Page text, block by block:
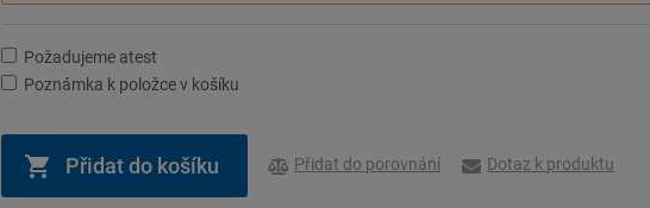
Požadujeme atest
Poznámka k položce v košíku
Přidat do porovnání Dotaz k produktu